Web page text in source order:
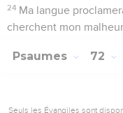
24 Ma langue
cherchent mon
Psaumes 72
Seuls les Évangiles sont